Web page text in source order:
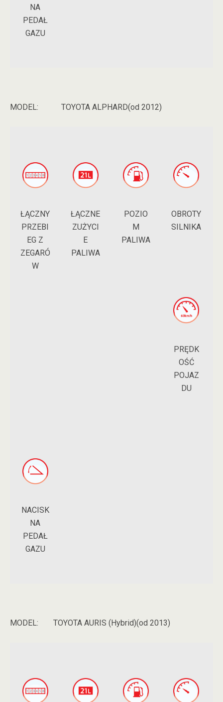
NA
PEDAŁ
GAZU
MODEL: TOYOTA ALPHARD(od 2012)
ŁĄCZNY
PRZEBI
EG Z
ZEGARÓ
W
ŁĄCZNE
ZUŻYCI
E
PALIWA
POZIO
M
PALIWA
OBROTY
SILNIKA
PRĘDK
OŚĆ
POJAZ
DU
NACISK
NA
PEDAŁ
GAZU
MODEL: TOYOTA AURIS (Hybrid)(od 2013)